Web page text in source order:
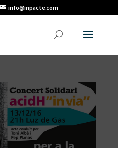
info@inpacte.com